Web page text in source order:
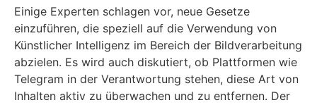
Einige Experten schlagen vor, neue Gesetze
einzuführen, die speziell auf die Verwendung von
Künstlicher Intelligenz im Bereich der Bildverarbeitung
abzielen. Es wird auch diskutiert, ob Plattformen wie
Telegram in der Verantwortung stehen, diese Art von
Inhalten aktiv zu überwachen und zu entfernen. Der